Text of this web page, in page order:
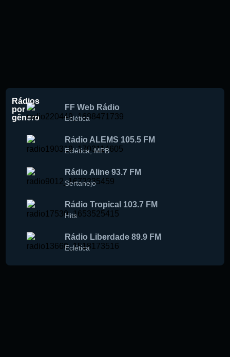
Rádios
por
gênero
FF Web Rádio
Eclética
Rádio ALEMS 105.5 FM
Eclética,MPB
Rádio Aline 93.7 FM
Sertanejo
Rádio Tropical 103.7 FM
Hits
Rádio Liberdade 89.9 FM
Eclética